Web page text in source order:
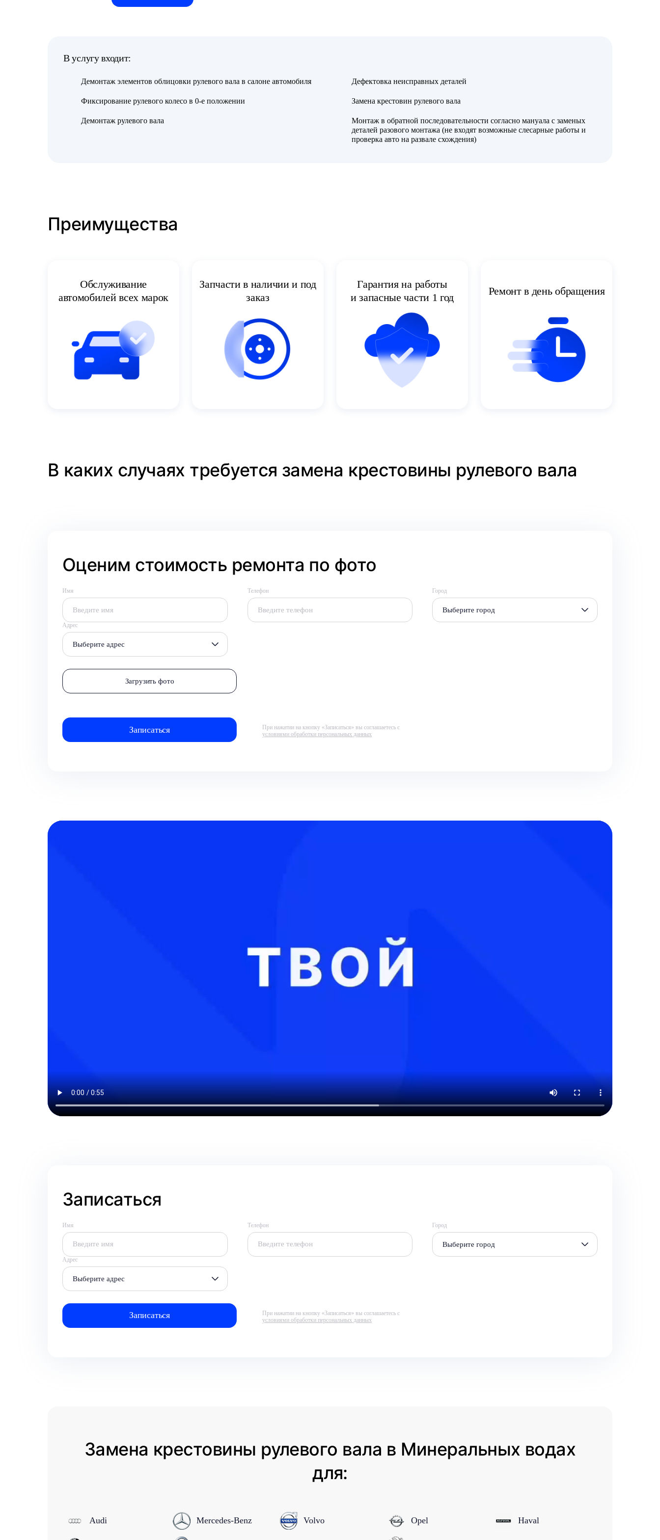
В услугу входит:
Демонтаж элементов облицовки рулевого вала в салоне автомобиля
Фиксирование рулевого колесо в 0-е положении
Демонтаж рулевого вала
Дефектовка неисправных деталей
Замена крестовин рулевого вала
Монтаж в обратной последовательности согласно мануала с заменых
деталей разового монтажа (не входят возможные слесарные работы и
проверка авто на развале схождения)
Преимущества
Обслуживание
автомобилей всех марок
Запчасти в наличии и под
заказ
Гарантия на работы
и запасные части 1 год
Ремонт в день обращения
В каких случаях требуется замена крестовины рулевого вала
Оценим стоимость ремонта по фото
Имя Телефон Город
Выберите город
Адрес
Выберите адрес
Загрузить фото
При нажатии на кнопку «Записаться» вы соглашаетесь с
условиями обработки персональных данных
Записаться
Имя Телефон Город
Выберите город
Адрес
Выберите адрес
При нажатии на кнопку «Записаться» вы соглашаетесь с
условиями обработки персональных данных
Замена крестовины рулевого вала в Минеральных водах
для:
Audi Mercedes-Benz Volvo Opel Haval